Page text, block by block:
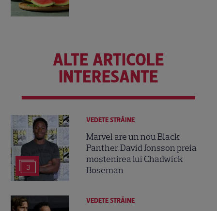
ALTE ARTICOLE
INTERESANTE
3
VEDETE STRĂINE
Marvel are un nou Black
Panther. David Jonsson preia
moștenirea lui Chadwick
Boseman
VEDETE STRĂINE